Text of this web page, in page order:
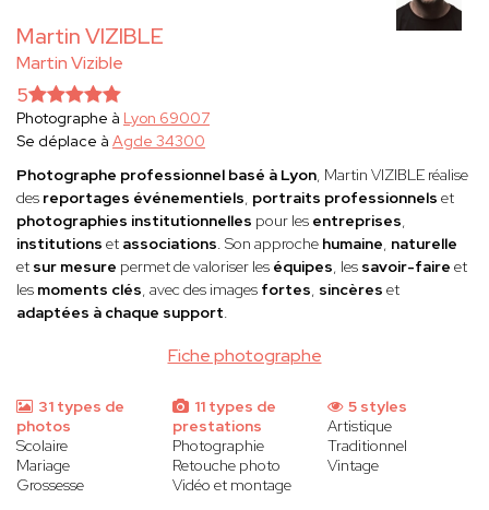
Martin VIZIBLE
Martin Vizible
Fiche photographe
5
Photographe à Lyon 69007
Se déplace à Agde 34300
Photographe professionnel basé à Lyon, Martin VIZIBLE réalise
des reportages événementiels, portraits professionnels et
photographies institutionnelles pour les entreprises,
institutions et associations. Son approche humaine, naturelle
et sur mesure permet de valoriser les équipes, les savoir-faire et
les moments clés, avec des images fortes, sincères et
adaptées à chaque support.
31 types de
photos
Scolaire
Mariage
Grossesse
11 types de
prestations
Photographie
Retouche photo
Vidéo et montage
5 styles
Artistique
Traditionnel
Vintage